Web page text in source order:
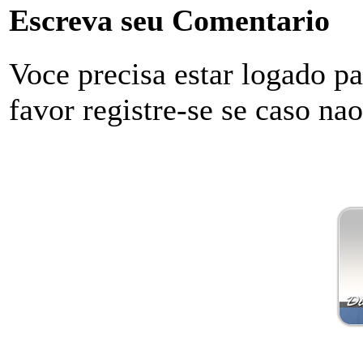
Escreva seu Comentario
Voce precisa estar logado
favor registre-se se caso